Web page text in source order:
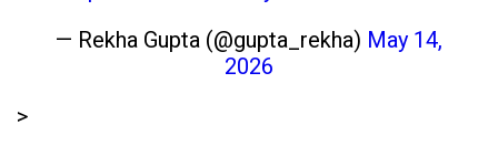
— Rekha Gupta (@gupta_rekha) May 14,
2026
>